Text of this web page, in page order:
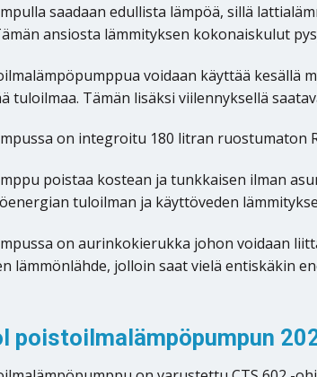
saadaan edullista lämpöä, sillä
ansiosta lämmityksen kokonaiskulut
voidaan käyttää kesällä
tuloilmaa. Tämän lisäksi viilennyksellä
on integroitu 180 litran ruostumaton
poistaa kostean ja tunkkaisen ilman
tuloilman ja käyttöveden
on aurinkokierukka johon voidaan
lämmönlähde, jolloin saat vielä entiskäkin
poistoilmalämpöpumpun